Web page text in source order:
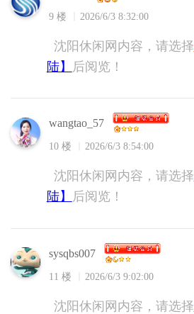
9 楼 2026/6/3 8:32:00
沈阳休闲网内容，请选择
陆】
后阅览！
wangtao_57
10 楼 2026/6/3 8:54:00
沈阳休闲网内容，请选择
陆】
后阅览！
sysqbs007
11 楼 2026/6/3 9:02:00
沈阳休闲网内容，请选择